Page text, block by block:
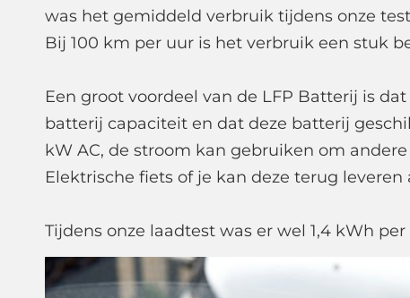
was het gemiddeld verbruik tijdens onze
Bij 100 km per uur is het verbruik een stuk
Een groot voordeel van de LFP Batterij is
batterij capaciteit en dat deze batterij
kW AC, de stroom kan gebruiken om
Elektrische fiets of je kan deze terug leveren
Tijdens onze laadtest was er wel 1,4 kWh